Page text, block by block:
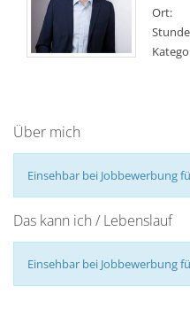
Ort:
Über mich
Einsehbar bei Jobbewerbung
Das kann ich / Lebenslauf
Einsehbar bei Jobbewerbung